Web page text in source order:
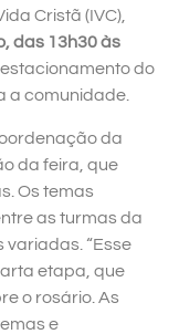
Cristã (IVC),
das 13h30 às
estacionamento do
a comunidade.
da
da feira, que
Os temas
as turmas da
“Esse
etapa, que
o rosário. As
e